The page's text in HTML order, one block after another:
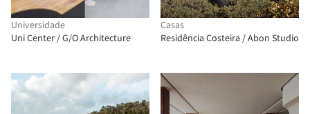
Universidade
Uni Center / G/O Architecture
Casas
Residência Costeira / Abon Studio